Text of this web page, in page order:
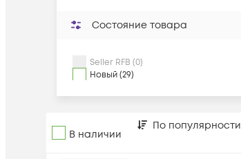
Состояние товара
Seller RFB (0)
Новый (29)
В наличии
По популярности